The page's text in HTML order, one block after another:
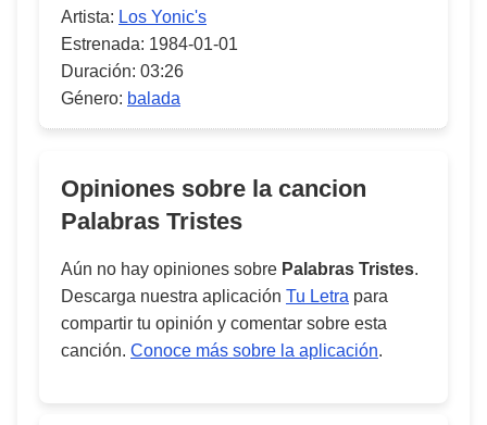
Artista: Los Yonic's
Estrenada: 1984-01-01
Duración: 03:26
Género: balada
Opiniones sobre la cancion
Palabras Tristes
Aún no hay opiniones sobre Palabras Tristes.
Descarga nuestra aplicación Tu Letra para
compartir tu opinión y comentar sobre esta
canción. Conoce más sobre la aplicación.